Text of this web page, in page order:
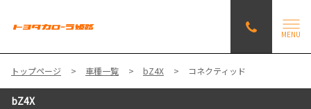
MENU
トップページ 車種一覧 bZ4X コネクティッド
bZ4X